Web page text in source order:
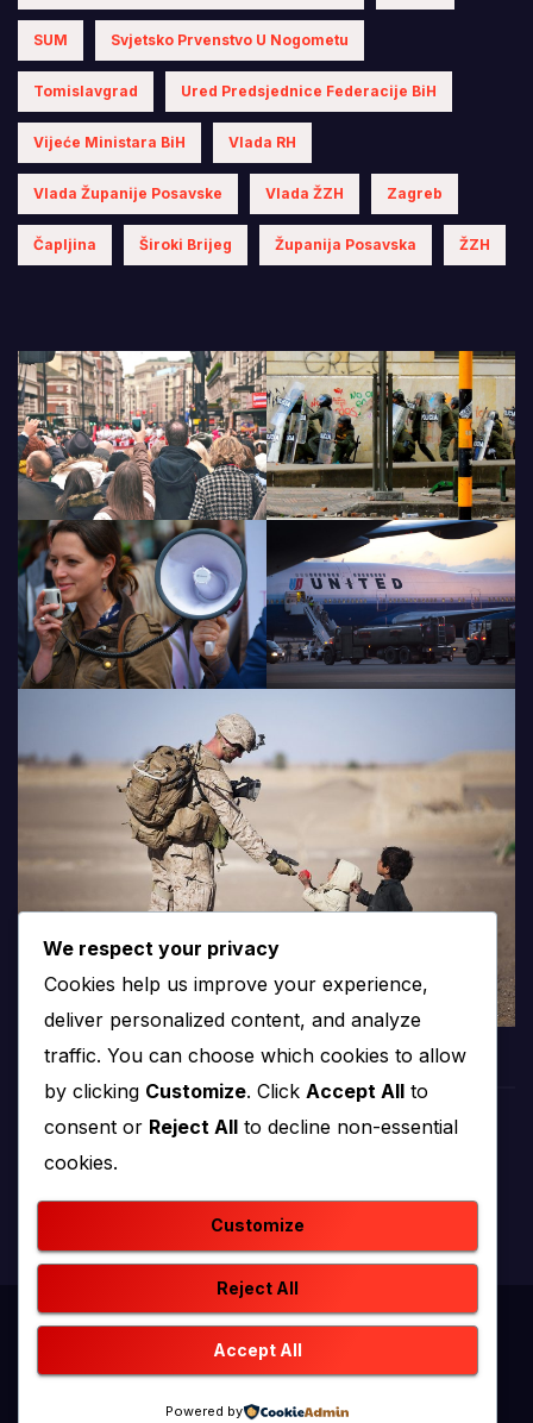
SUM Svjetsko Prvenstvo U Nogometu
Tomislavgrad Ured Predsjednice Federacije BiH
Vijeće Ministara BiH Vlada RH
Vlada Županije Posavske Vlada ŽZH Zagreb
Čapljina Široki Brijeg Županija Posavska ŽZH
produkcija i emitiranje tv programa
Proudly powered by WordPress|Theme: newstack by
Themeansar
O nama
We respect your privacy
Cookies help us improve your experience,
deliver personalized content, and analyze
traffic. You can choose which cookies to allow
by clicking Customize. Click Accept All to
consent or Reject All to decline non-essential
cookies.
Customize
Reject All
Accept All
Powered by